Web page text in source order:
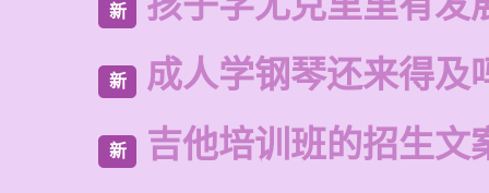
新
新 成人学钢琴还来得及
新 吉他培训班的招生文